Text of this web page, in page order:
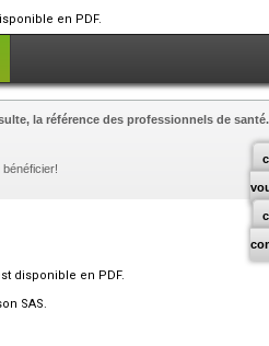
en PDF.
la référence des professionnels de santé.
disponible en PDF.
SAS.